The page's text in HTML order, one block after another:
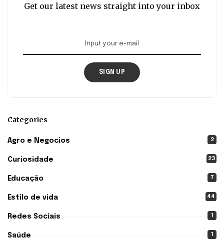
Get our latest news straight into your inbox
SIGN UP
Categories
Agro e Negocios 2
Curiosidade 23
Educação 7
Estilo de vida 44
Redes Sociais 1
Saúde 1